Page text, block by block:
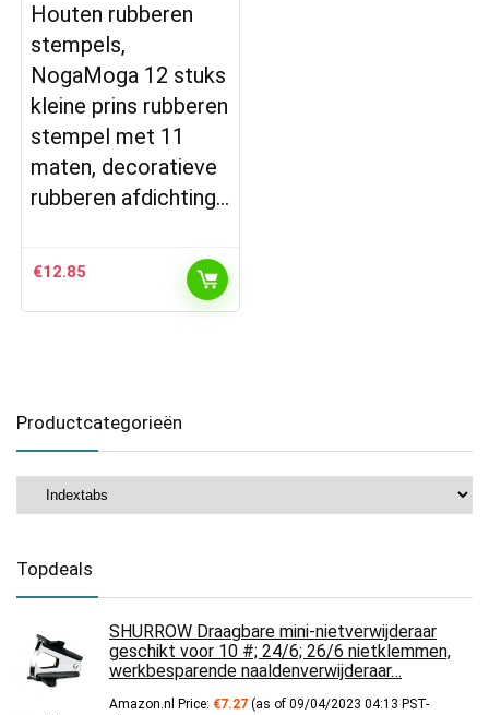
Houten rubberen
stempels,
NogaMoga 12 stuks
kleine prins rubberen
stempel met 11
maten, decoratieve
rubberen afdichting…
€12.85
Productcategorieën
Topdeals
SHURROW Draagbare mini-nietverwijderaar
geschikt voor 10 #; 24/6; 26/6 nietklemmen,
werkbesparende naaldenverwijderaar…
Amazon.nl Price: €7.27 (as of 09/04/2023 04:13 PST-